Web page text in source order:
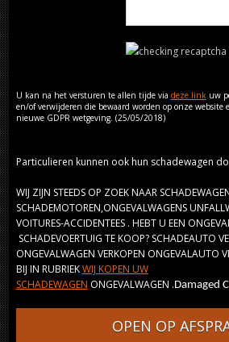
checking
U kan na het versturen te allen tijde via deze linkuw
en/of verwijderen die bewaard worden op onze
nieuwe GDPR wetgeving. (25/05/2018)
Particulieren kunnen ook hun schadewagen
WIJ ZIJN STEEDS OP ZOEK NAAR
SCHADEMOTOREN,ONGEVALWAGENS
VOITURES-ACCIDENTEES . HEBT U EEN
SCHADEVOERTUIG TE KOOP? SCHADEAUTO
ONGEVALWAGEN VERKOPEN ONGEVALAUTO
BIJ IN RUBRIEKWIJ KOPEN UW
SCHADEWAGEN ONGEVALWAGEN .Damaged
OPEN OP